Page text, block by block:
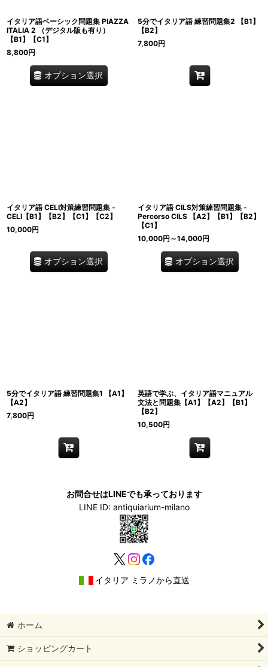
イタリア語ベーシック問題集 PIAZZA
ITALIA 2 （デジタル版も有り）
【B1】【C1】
8,800円
オプション選択
5分でイタリア語 練習問題集2 【B1】
【B2】
7,800円
イタリア語 CELI対策練習問題集 -
CELI【B1】【B2】【C1】【C2】
10,000円
オプション選択
イタリア語 CILS対策練習問題集 -
Percorso CILS 【A2】【B1】【B2】
【C1】
10,000円 ～14,000円
オプション選択
5分でイタリア語 練習問題集1 【A1】
【A2】
7,800円
英語で学ぶ、イタリア語マニュアル
文法と問題集【A1】【A2】【B1】
【B2】
10,500円
お問合せはLINEでも承っております
LINE ID: antiquiarium-milano
イタリア ミラノから直送
ホーム
ショッピングカート